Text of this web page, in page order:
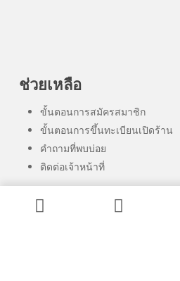
ช่วยเหลือ
ขั้นตอนการสมัครสมาชิก
ขั้นตอนการขึ้นทะเบียนเปิดร้าน
คำถามที่พบบ่อย
ติดต่อเจ้าหน้าที่